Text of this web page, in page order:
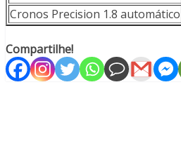
Cronos Precision 1.8 automático
Compartilhe!